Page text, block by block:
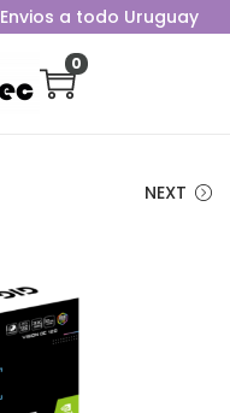
Envios a todo Uruguay
0
NEXT